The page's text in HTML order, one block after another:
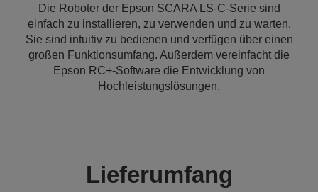
Die Roboter der Epson SCARA LS-C-Serie sind
einfach zu installieren, zu verwenden und zu warten.
Sie sind intuitiv zu bedienen und verfügen über einen
großen Funktionsumfang. Außerdem vereinfacht die
Epson RC+-Software die Entwicklung von
Hochleistungslösungen.
Lieferumfang